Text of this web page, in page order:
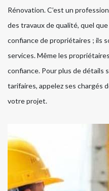
Rénovation. C’est un
des travaux de qualité, quel
confiance de propriétaires ; ils
services. Même les
confiance. Pour plus de détails
tarifaires, appelez ses chargés
votre projet.